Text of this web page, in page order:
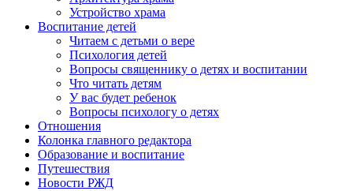
Устройство храма
Воспитание детей
Читаем с детьми о вере
Психология детей
Вопросы священнику о детях и воспитании
Что читать детям
У вас будет ребенок
Вопросы психологу о детях
Отношения
Колонка главного редактора
Образование и воспитание
Путешествия
Новости РЖД